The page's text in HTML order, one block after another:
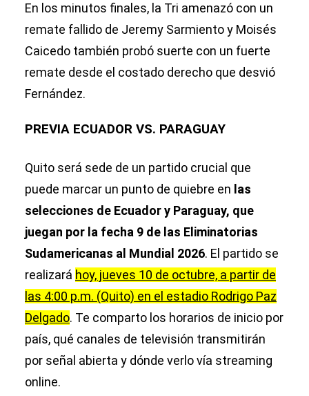
En los minutos finales, la Tri amenazó con un
remate fallido de Jeremy Sarmiento y Moisés
Caicedo también probó suerte con un fuerte
remate desde el costado derecho que desvió
Fernández.
PREVIA ECUADOR VS. PARAGUAY
Quito será sede de un partido crucial que
puede marcar un punto de quiebre en las
selecciones de Ecuador y Paraguay, que
juegan por la fecha 9 de las Eliminatorias
Sudamericanas al Mundial 2026. El partido se
realizará hoy, jueves 10 de octubre, a partir de
las 4:00 p.m. (Quito) en el estadio Rodrigo Paz
Delgado. Te comparto los horarios de inicio por
país, qué canales de televisión transmitirán
por señal abierta y dónde verlo vía streaming
online.